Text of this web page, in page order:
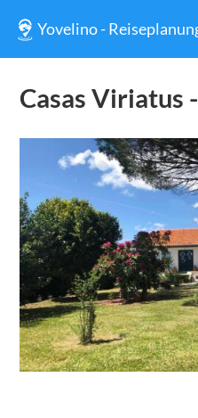
Yovelino -
Casas Viriatus